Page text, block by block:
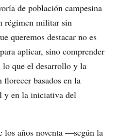
de población campesina
régimen militar sin
queremos destacar no es
aplicar, sino comprender
lo que el desarrollo y la
basados en la
y en la iniciativa del
los años noventa —según la